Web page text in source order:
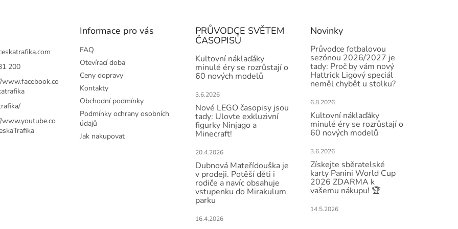
200
Informace pro vás
FAQ
Otevírací doba
Ceny dopravy
Kontakty
Obchodní podmínky
Podmínky ochrany osobních
údajů
Jak nakupovat
PRŮVODCE SVĚTEM
ČASOPISŮ
Kultovní náklaďáky
minulé éry se rozrůstají o
60 nových modelů
3.6.2026
Nové LEGO časopisy jsou
tady: Ulovte exkluzivní
figurky Ninjago a
Minecraft!
20.4.2026
Dubnová Mateřídouška je
v prodeji. Potěší děti i
rodiče a navíc obsahuje
vstupenku do Mirakulum
parku
16.4.2026
Novinky
Průvodce fotbalovou
sezónou 2026/2027 je
tady: Proč by vám nový
Hattrick Ligový speciál
neměl chybět u stolku?
6.8.2026
Kultovní náklaďáky
minulé éry se rozrůstají o
60 nových modelů
3.6.2026
Získejte sběratelské
karty Panini World Cup
2026 ZDARMA k
vašemu nákupu! 🏆
14.5.2026